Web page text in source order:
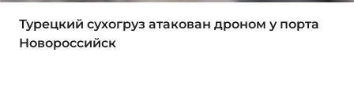
Турецкий сухогруз атакован дроном у порта
Новороссийск